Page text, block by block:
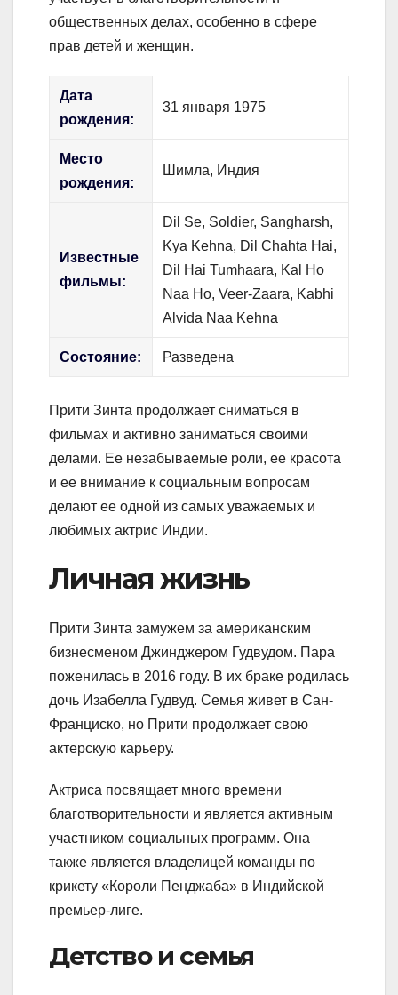
общественных делах, особенно в сфере
прав детей и женщин.
Дата
рождения:
31 января 1975
Место
рождения:
Шимла, Индия
Известные
фильмы:
Dil Se, Soldier, Sangharsh,
Kya Kehna, Dil Chahta Hai,
Dil Hai Tumhaara, Kal Ho
Naa Ho, Veer-Zaara, Kabhi
Alvida Naa Kehna
Состояние: Разведена
Прити Зинта продолжает сниматься в
фильмах и активно заниматься своими
делами. Ее незабываемые роли, ее красота
и ее внимание к социальным вопросам
делают ее одной из самых уважаемых и
любимых актрис Индии.
Личная жизнь
Прити Зинта замужем за американским
бизнесменом Джинджером Гудвудом. Пара
поженилась в 2016 году. В их браке родилась
дочь Изабелла Гудвуд. Семья живет в Сан-
Франциско, но Прити продолжает свою
актерскую карьеру.
Актриса посвящает много времени
благотворительности и является активным
участником социальных программ. Она
также является владелицей команды по
крикету «Короли Пенджаба» в Индийской
премьер-лиге.
Детство и семья